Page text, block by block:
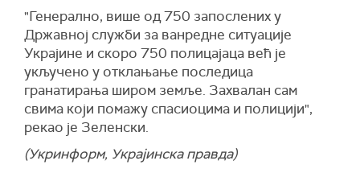
"Генерално, више од 750 запослених у
Државној служби за ванредне ситуације
Украјине и скоро 750 полицајаца већ је
укључено у отклањање последица
гранатирања широм земље. Захвалан сам
свима који помажу спасиоцима и полицији",
рекао је Зеленски.
(Укринформ, Украјинска правда)